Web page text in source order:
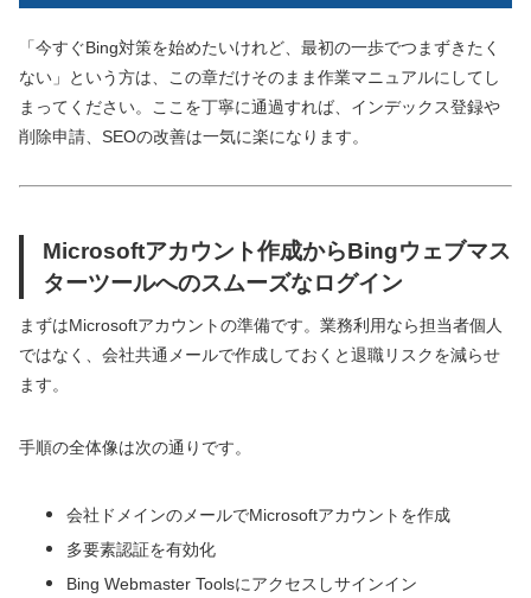
「今すぐBing対策を始めたいけれど、最初の一歩でつまずきたく
ない」という方は、この章だけそのまま作業マニュアルにしてし
まってください。ここを丁寧に通過すれば、インデックス登録や
削除申請、SEOの改善は一気に楽になります。
Microsoftアカウント作成からBingウェブマス
ターツールへのスムーズなログイン
まずはMicrosoftアカウントの準備です。業務利用なら担当者個人
ではなく、会社共通メールで作成しておくと退職リスクを減らせ
ます。
手順の全体像は次の通りです。
会社ドメインのメールでMicrosoftアカウントを作成
多要素認証を有効化
Bing Webmaster Toolsにアクセスしサインイン